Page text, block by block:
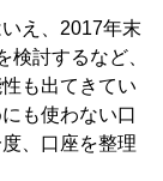
え、2017年末
討するなど、
も出てきてい
も使わない口
、口座を整理